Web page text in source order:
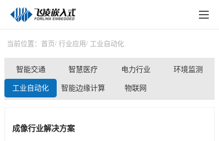
产品中心
技术与支持
方案定制
在线购买
当前位置： 首页 行业应用 工业自动化
智能交通 智慧医疗 电力行业 环境监测
工业自动化 智能边缘计算 物联网
成像行业解决方案